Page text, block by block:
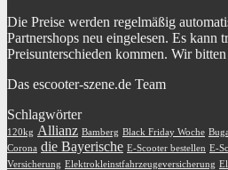
Die Preise werden regelmäßig
Partnershops neu eingelesen. Es kann
Preisunterschieden kommen. Wir
Das escooter-szene.de Team
Schlagwörter
120kg Allianz Bamberg Black Friday Woche
Corona die Bayerische E-Scooter bestellen E-
Versicherung Elektrokleinstfahrzeugeversicherung